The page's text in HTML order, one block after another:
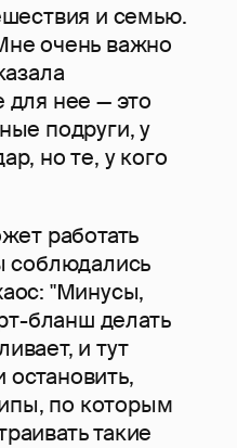
и семью.
очень важно
для нее — это
подруги, у
но те, у кого
работать
соблюдались
"Минусы,
бланш делать
и тут
остановить,
по которым
такие